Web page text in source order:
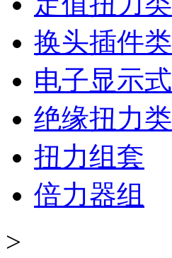
换头插件类
电子显示式
绝缘扭力类
扭力组套
倍力器组
>